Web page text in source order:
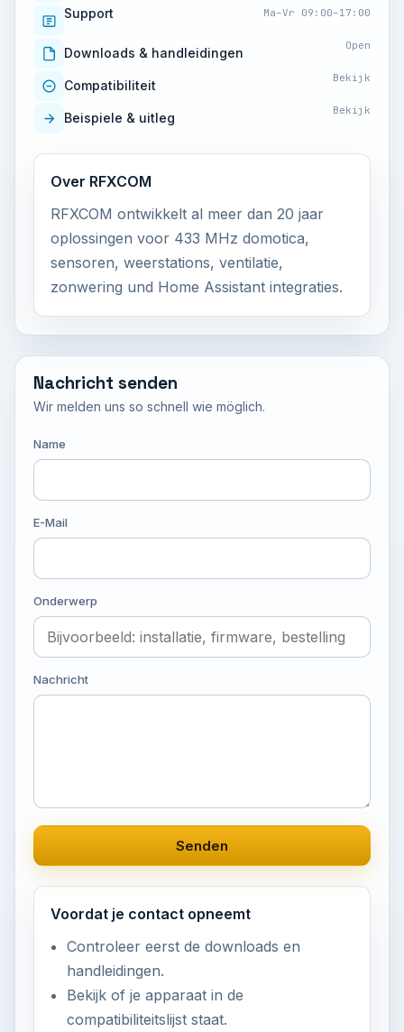
Support Ma–Vr 09:00–17:00
Downloads & handleidingen Open
Compatibiliteit Bekijk
Beispiele & uitleg Bekijk
Over RFXCOM
RFXCOM ontwikkelt al meer dan 20 jaar
oplossingen voor 433 MHz domotica,
sensoren, weerstations, ventilatie,
zonwering und Home Assistant integraties.
Nachricht senden
Wir melden uns so schnell wie möglich.
Name
E-Mail
Onderwerp
Nachricht
Senden
Voordat je contact opneemt
Controleer eerst de downloads en
handleidingen.
Bekijk of je apparaat in de
compatibiliteitslijst staat.